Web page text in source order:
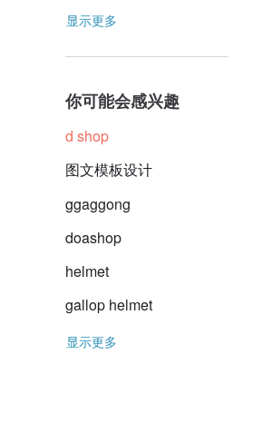
显示更多
你可能会感兴趣
d shop
图文模板设计
ggaggong
doashop
helmet
gallop helmet
显示更多